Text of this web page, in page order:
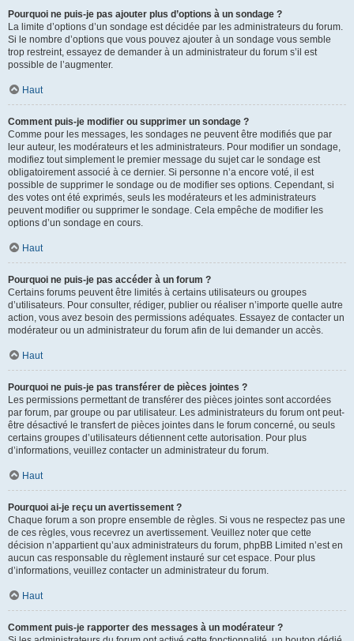
Pourquoi ne puis-je pas ajouter plus d’options à un sondage ?
La limite d’options d’un sondage est décidée par les administrateurs du forum.
Si le nombre d’options que vous pouvez ajouter à un sondage vous semble
trop restreint, essayez de demander à un administrateur du forum s’il est
possible de l’augmenter.
Haut
Comment puis-je modifier ou supprimer un sondage ?
Comme pour les messages, les sondages ne peuvent être modifiés que par
leur auteur, les modérateurs et les administrateurs. Pour modifier un sondage,
modifiez tout simplement le premier message du sujet car le sondage est
obligatoirement associé à ce dernier. Si personne n’a encore voté, il est
possible de supprimer le sondage ou de modifier ses options. Cependant, si
des votes ont été exprimés, seuls les modérateurs et les administrateurs
peuvent modifier ou supprimer le sondage. Cela empêche de modifier les
options d’un sondage en cours.
Haut
Pourquoi ne puis-je pas accéder à un forum ?
Certains forums peuvent être limités à certains utilisateurs ou groupes
d’utilisateurs. Pour consulter, rédiger, publier ou réaliser n’importe quelle autre
action, vous avez besoin des permissions adéquates. Essayez de contacter un
modérateur ou un administrateur du forum afin de lui demander un accès.
Haut
Pourquoi ne puis-je pas transférer de pièces jointes ?
Les permissions permettant de transférer des pièces jointes sont accordées
par forum, par groupe ou par utilisateur. Les administrateurs du forum ont peut-
être désactivé le transfert de pièces jointes dans le forum concerné, ou seuls
certains groupes d’utilisateurs détiennent cette autorisation. Pour plus
d’informations, veuillez contacter un administrateur du forum.
Haut
Pourquoi ai-je reçu un avertissement ?
Chaque forum a son propre ensemble de règles. Si vous ne respectez pas une
de ces règles, vous recevrez un avertissement. Veuillez noter que cette
décision n’appartient qu’aux administrateurs du forum, phpBB Limited n’est en
aucun cas responsable du règlement instauré sur cet espace. Pour plus
d’informations, veuillez contacter un administrateur du forum.
Haut
Comment puis-je rapporter des messages à un modérateur ?